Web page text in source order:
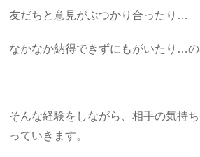
友だちと意見がぶつかり合ったり…
なかなか納得できずにもがいたり…の
そんな経験をしながら、相手の気持
っていきます。